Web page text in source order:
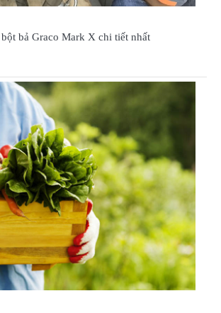
bả Graco Mark X chi tiết nhất